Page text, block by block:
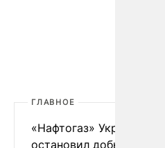
ГЛАВНОЕ
«Нафтогаз» Украины
остановил добычу